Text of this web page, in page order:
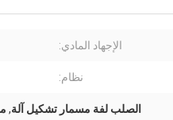
الإجهاد المادي:
نظام:
الصلب لفة مسمار تشكيل آلة,